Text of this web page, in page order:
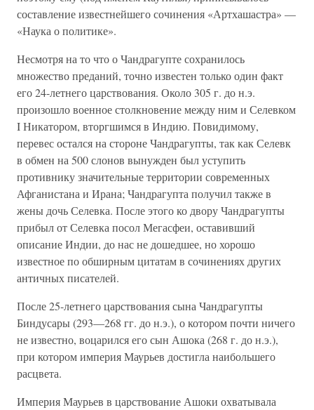
составление известнейшего сочинения «Артхашастра» —
«Наука о политике».
Несмотря на то что о Чандрагупте сохранилось
множество преданий, точно известен только один факт
его 24-летнего царствования. Около 305 г. до н.э.
произошло военное столкновение между ним и Селевком
I Никатором, вторгшимся в Индию. Повидимому,
перевес остался на стороне Чандрагупты, так как Селевк
в обмен на 500 слонов вынужден был уступить
противнику значительные территории современных
Афганистана и Ирана; Чандрагупта получил также в
жены дочь Селевка. После этого ко двору Чандрагупты
прибыл от Селевка посол Мегасфеи, оставивший
описание Индии, до нас не дошедшее, но хорошо
известное по обширным цитатам в сочинениях других
античных писателей.
После 25-летнего царствования сына Чандрагупты
Биндусары (293—268 гг. до н.э.), о котором почти ничего
не известно, воцарился его сын Ашока (268 г. до н.э.),
при котором империя Маурьев достигла наибольшего
расцвета.
Империя Маурьев в царствование Ашоки охватывала